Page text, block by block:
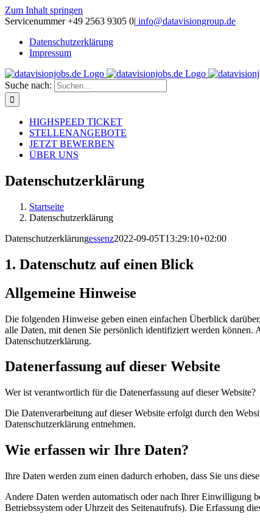
Zum Inhalt springen
Servicenummer +49 2563 9305 0| info@datavisiongroup.de
Datenschutzerklärung
Impressum
Suche nach:
HIGHSPEED TICKET
STELLENANGEBOTE
JETZT BEWERBEN
ÜBER UNS
Datenschutzerklärung
Startseite
Datenschutzerklärung
Datenschutzerklärungessenz2022-09-05T13:29:10+02:00
1. Datenschutz auf einen Blick
Allgemeine Hinweise
Die folgenden Hinweise geben einen einfachen Überblick
alle Daten, mit denen Sie persönlich identifiziert werden können.
Datenschutzerklärung.
Datenerfassung auf dieser Website
Wer ist verantwortlich für die Datenerfassung auf dieser Website?
Die Datenverarbeitung auf dieser Website erfolgt durch den
Datenschutzerklärung entnehmen.
Wie erfassen wir Ihre Daten?
Ihre Daten werden zum einen dadurch erhoben, dass Sie uns
Andere Daten werden automatisch oder nach Ihrer Einwilligung
Betriebssystem oder Uhrzeit des Seitenaufrufs). Die Erfassung